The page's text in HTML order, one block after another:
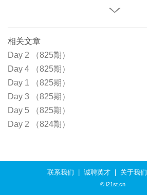
相关文章
Day 2 （825期）
Day 4 （825期）
Day 1 （825期）
Day 3 （825期）
Day 5 （825期）
Day 2 （824期）
联系我们 诚聘英才| 关于我们
© i21st.cn